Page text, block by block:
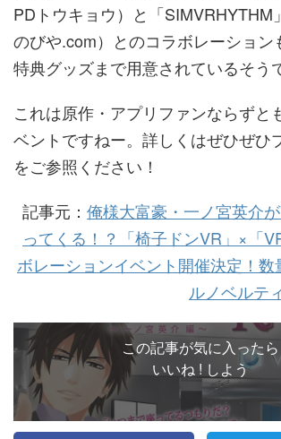
PDトウキョウ）と「SIMVRHYTHM
のびや.com）とのコラボレーション
特典グッズまで用意されているそう
これは原作・アプリファンならずと
ベントですねー。詳しくはぜひぜひ
をご参照ください！
記事元： 俺様大富豪・一ノ宮英介
ってくる！？「椅子ドンVR」×「
ボレーションイベント開催決定！数
ルノベルテ
この記事が気に入ったら
いいね ! しよう